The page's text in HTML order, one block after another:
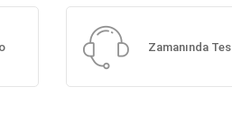
Zamanında